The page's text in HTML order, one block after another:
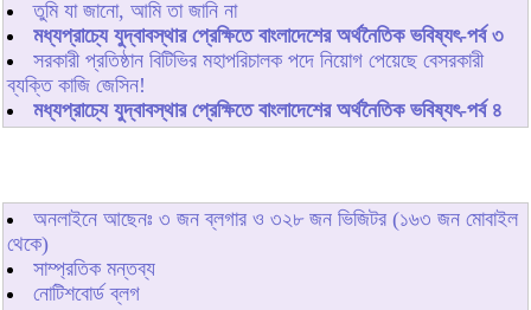
তুমি যা জানো, আমি তা জানি না
মধ্যপ্রাচ্যে যুদ্বাবস্থার প্রেক্ষিতে বাংলাদেশের অর্থনৈতিক ভবিষ্যৎ-পর্ব ৩
সরকারী প্রতিষ্ঠান বিটিভির মহাপরিচালক পদে নিয়োগ পেয়েছে বেসরকারী
ব্যক্তি কাজি জেসিন!
মধ্যপ্রাচ্যে যুদ্বাবস্থার প্রেক্ষিতে বাংলাদেশের অর্থনৈতিক ভবিষ্যৎ-পর্ব ৪
অনলাইনে আছেনঃ ৩ জন ব্লগার ও ৩২৮জন ভিজিটর (১৬৩ জন মোবাইল
থেকে)
সাম্প্রতিক মন্তব্য
নোটিশবোর্ড ব্লগ